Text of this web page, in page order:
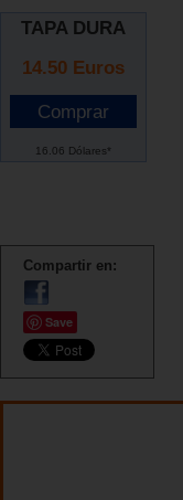
TAPA DURA
14.50 Euros
16.06 Dólares*
Compartir en:
Save